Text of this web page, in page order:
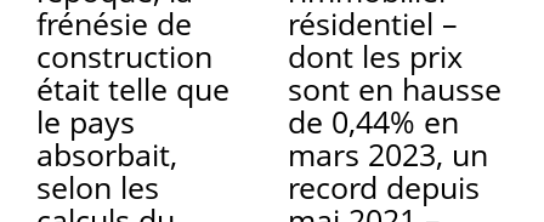
frénésie de
construction
était telle que
le pays
absorbait,
selon les
résidentiel –
dont les prix
sont en hausse
de 0,44% en
mars 2023, un
record depuis